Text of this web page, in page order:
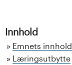
Innhold
Emnets innhold
Læringsutbytte